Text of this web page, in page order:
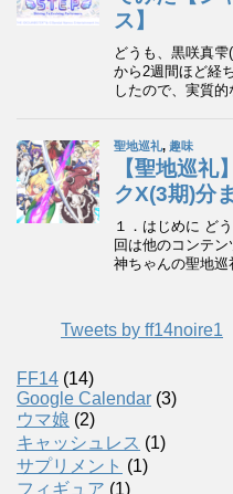
Tweets by ff14noire1
FF14 (14)
Google Calendar (3)
ウマ娘 (2)
キャッシュレス (1)
サプリメント (1)
フィギュア (1)